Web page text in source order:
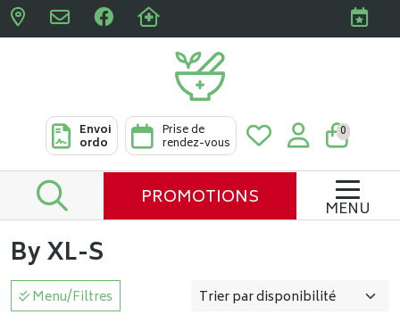
Pharmacies Clabots &
Envoi
ordo
Prise de
rendez-vous
0
PROMOTIONS MENU
By XL-S
Menu/Filtres